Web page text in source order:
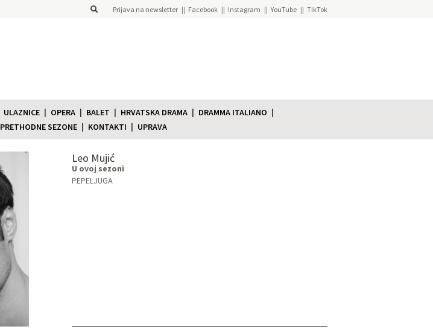
Prijava na newsletter Facebook Instagram YouTube TikTok
ULAZNICE OPERA BALET HRVATSKA DRAMA
DRAMMA ITALIANO
PRETHODNE SEZONE KONTAKTI UPRAVA
Leo Mujić
U ovoj sezoni
PEPELJUGA